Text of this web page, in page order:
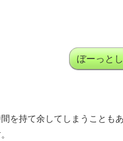
ぼーっと
を持て余してしまうことも